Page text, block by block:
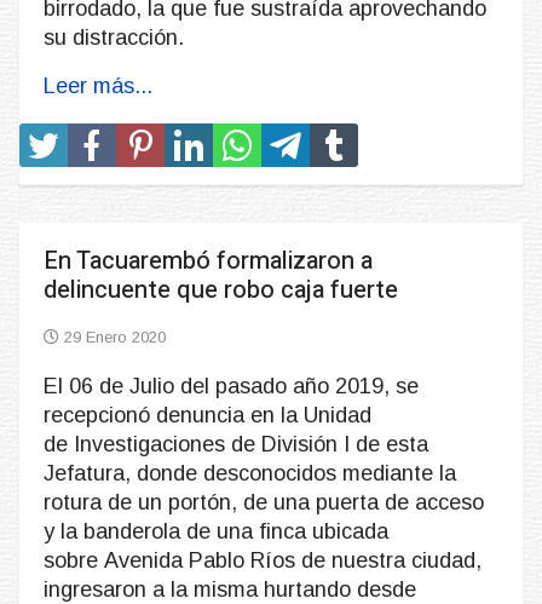
birrodado, la que fue sustraída aprovechando
su distracción.
Leer más...
En Tacuarembó formalizaron a
delincuente que robo caja fuerte
29 Enero 2020
El 06 de Julio del pasado año 2019, se
recepcionó denuncia en la Unidad
de Investigaciones de División I de esta
Jefatura, donde desconocidos mediante la
rotura de un portón, de una puerta de acceso
y la banderola de una finca ubicada
sobre Avenida Pablo Ríos de nuestra ciudad,
ingresaron a la misma hurtando desde